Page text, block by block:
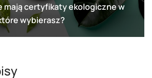
mają certyfikaty ekologiczne w
wybierasz?